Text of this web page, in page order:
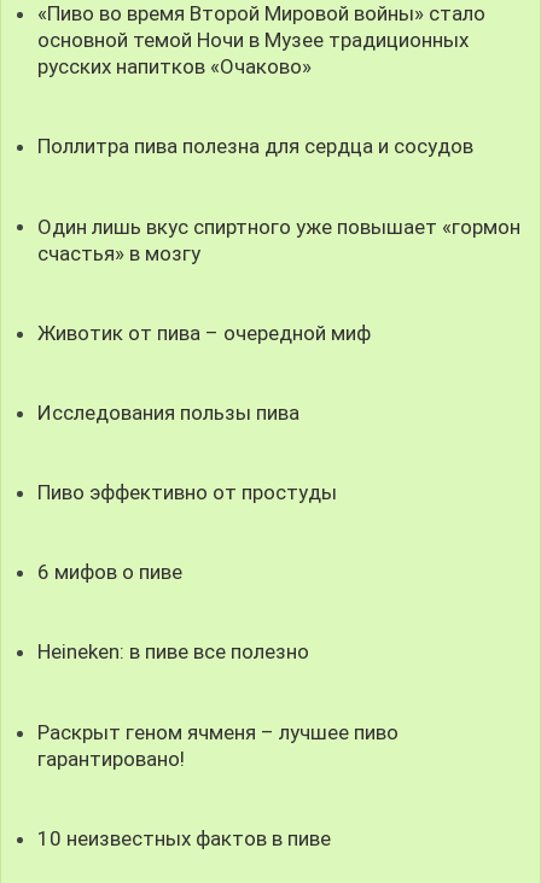
«Пиво во время Второй Мировой войны» стало
основной темой Ночи в Музее традиционных
русских напитков «Очаково»
Поллитра пива полезна для сердца и сосудов
Один лишь вкус спиртного уже повышает «гормон
счастья» в мозгу
Животик от пива – очередной миф
Исследования пользы пива
Пиво эффективно от простуды
6 мифов о пиве
Heineken: в пиве все полезно
Раскрыт геном ячменя – лучшее пиво
гарантировано!
10 неизвестных фактов в пиве